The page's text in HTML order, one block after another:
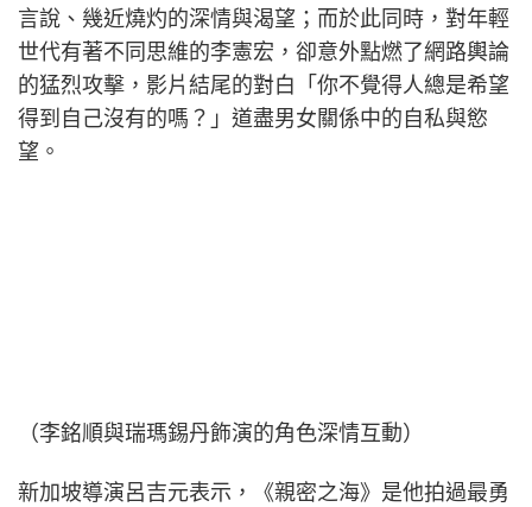
言說、幾近燒灼的深情與渴望；而於此同時，對年輕
世代有著不同思維的李憲宏，卻意外點燃了網路輿論
的猛烈攻擊，影片結尾的對白「你不覺得人總是希望
得到自己沒有的嗎？」道盡男女關係中的自私與慾
望。
（李銘順與瑞瑪錫丹飾演的角色深情互動）
新加坡導演呂吉元表示，《親密之海》是他拍過最勇